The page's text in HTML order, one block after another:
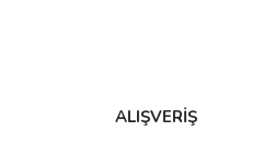
ALIŞVERİŞ